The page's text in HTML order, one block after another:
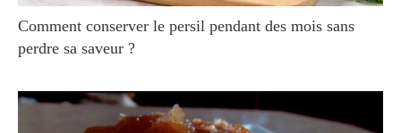
Comment conserver le persil pendant des mois sans
perdre sa saveur ?